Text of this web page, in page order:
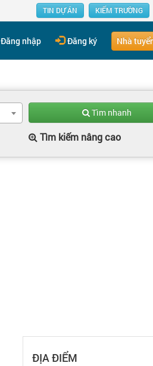
TIN DỰ ÁN KIẾM TRƯỜNG
Đăng nhập Đăng ký Nhà
Tìm nhanh
Tìm kiếm nâng cao
ĐỊA ĐIỂM